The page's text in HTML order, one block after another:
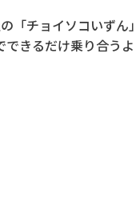
チョイソコいず
きるだけ乗り合う